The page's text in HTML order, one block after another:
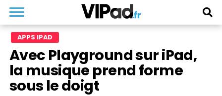
APPS IPAD
Avec Playground sur iPad,
la musique prend forme
sous le doigt